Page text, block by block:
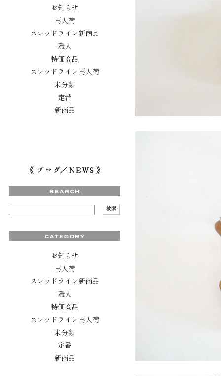
お知らせ
再入荷
スレッドライン新商品
職人
特価商品
スレッドライン再入荷
未分類
定番
新商品
お知らせ
再入荷
スレッドライン新商品
職人
特価商品
スレッドライン再入荷
未分類
定番
新商品